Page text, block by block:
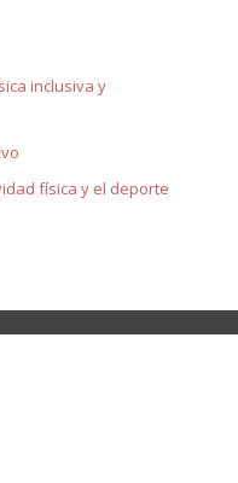
inclusiva y
física y el deporte